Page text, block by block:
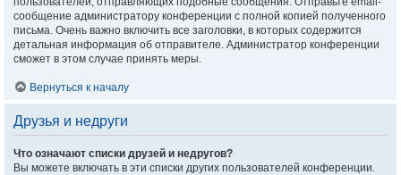
сообщение администратору конференции с полной копией полученного
письма. Очень важно включить все заголовки, в которых содержится
детальная информация об отправителе. Администратор конференции
сможет в этом случае принять меры.
Вернуться к началу
Друзья и недруги
Что означают списки друзей и недругов?
Вы можете включать в эти списки других пользователей конференции.